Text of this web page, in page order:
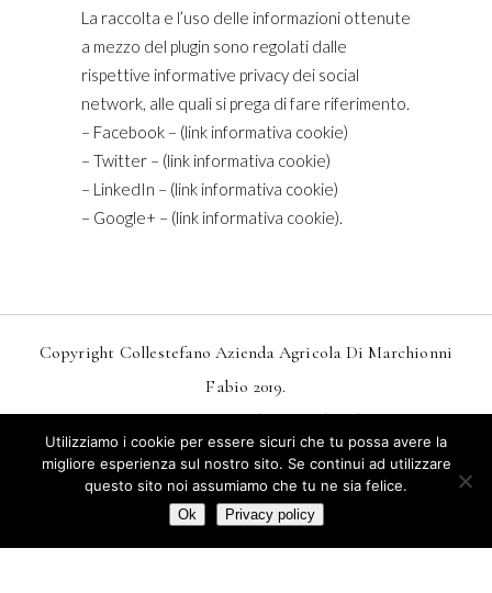
La raccolta e l’uso delle informazioni ottenute
a mezzo del plugin sono regolati dalle
rispettive informative privacy dei social
network, alle quali si prega di fare riferimento.
– Facebook – (link informativa cookie)
– Twitter – (link informativa cookie)
– LinkedIn – (link informativa cookie)
– Google+ – (link informativa cookie).
Copyright Collestefano Azienda Agricola Di Marchionni
Fabio 2019.
DesignMarkDesignStudio.itAndWebtoo.it
Privacy –
Condizioni Generali Di Vendita
Termini E Condizioni Di Vendita Online
Utilizziamo i cookie per essere sicuri che tu possa avere la
migliore esperienza sul nostro sito. Se continui ad utilizzare
questo sito noi assumiamo che tu ne sia felice.
Ok Privacy policy